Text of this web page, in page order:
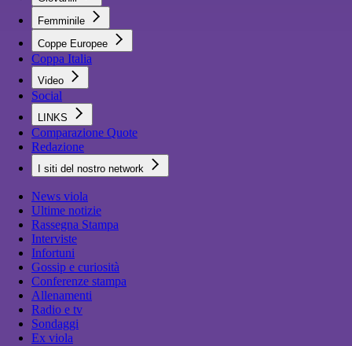
Femminile
Coppe Europee
Coppa Italia
Video
Social
LINKS
Comparazione Quote
Redazione
I siti del nostro network
News viola
Ultime notizie
Rassegna Stampa
Interviste
Infortuni
Gossip e curiosità
Conferenze stampa
Allenamenti
Radio e tv
Sondaggi
Ex viola